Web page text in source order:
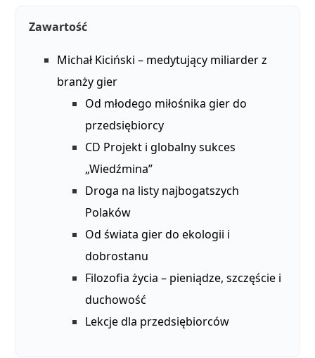
Zawartość
Michał Kiciński – medytujący miliarder z
branży gier
Od młodego miłośnika gier do
przedsiębiorcy
CD Projekt i globalny sukces
„Wiedźmina”
Droga na listy najbogatszych
Polaków
Od świata gier do ekologii i
dobrostanu
Filozofia życia – pieniądze, szczęście i
duchowość
Lekcje dla przedsiębiorców